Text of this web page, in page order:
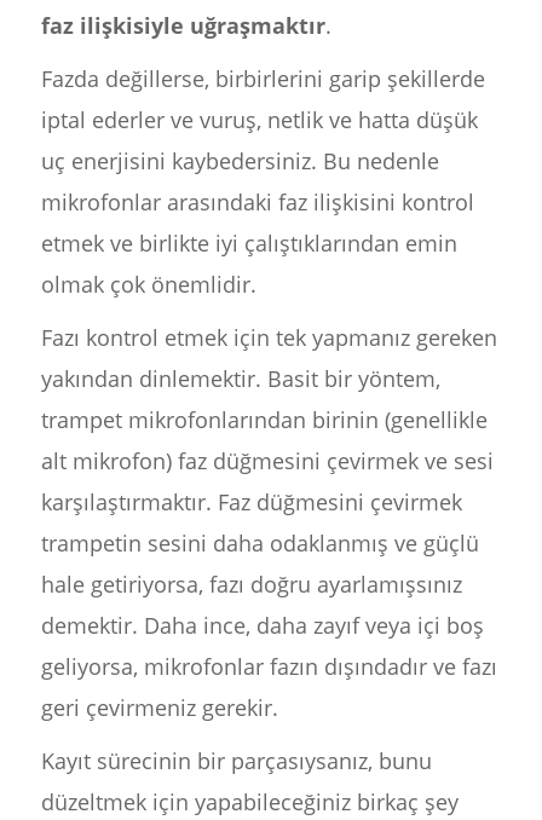
faz ilişkisiyle uğraşmaktır.
Fazda değillerse, birbirlerini garip şekillerde
iptal ederler ve vuruş, netlik ve hatta düşük
uç enerjisini kaybedersiniz. Bu nedenle
mikrofonlar arasındaki faz ilişkisini kontrol
etmek ve birlikte iyi çalıştıklarından emin
olmak çok önemlidir.
Fazı kontrol etmek için tek yapmanız gereken
yakından dinlemektir. Basit bir yöntem,
trampet mikrofonlarından birinin (genellikle
alt mikrofon) faz düğmesini çevirmek ve sesi
karşılaştırmaktır. Faz düğmesini çevirmek
trampetin sesini daha odaklanmış ve güçlü
hale getiriyorsa, fazı doğru ayarlamışsınız
demektir. Daha ince, daha zayıf veya içi boş
geliyorsa, mikrofonlar fazın dışındadır ve fazı
geri çevirmeniz gerekir.
Kayıt sürecinin bir parçasıysanız, bunu
düzeltmek için yapabileceğiniz birkaç şey